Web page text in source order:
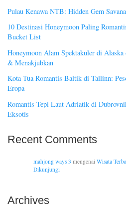
Pulau Kenawa NTB: Hidden Gem
10 Destinasi Honeymoon Paling
Bucket List
Honeymoon Alam Spektakuler di
& Menakjubkan
Kota Tua Romantis Baltik di Tallinn:
Eropa
Romantis Tepi Laut Adriatik di
Eksotis
Recent Comments
mahjong ways 3 mengenai Wisata
Dikunjungi
Archives